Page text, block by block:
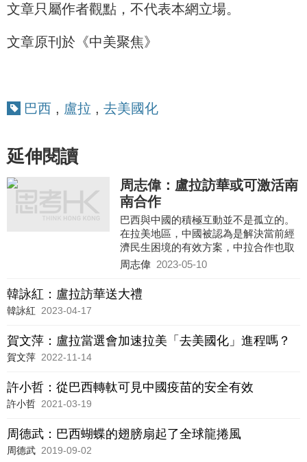
文章只屬作者觀點，不代表本網立場。
文章原刊於《中美聚焦》
巴西 , 盧拉 , 去美國化
延伸閱讀
周志偉：盧拉訪華或可激活南
南合作
巴西與中國的積極互動並不是孤立的。
在拉美地區，中國被認為是解決當前經
濟民生困境的有效方案，中拉合作也取
得了一系列突破。尼加拉瓜和洪都拉斯
路」倡議並提出加入金磚國家，厄瓜多
爾、烏拉圭、薩爾瓦多與中國啟動自貿
要動力，加之中拉雙方在經貿層面業已
環境的干擾。正因為如此，就不難理解
周志偉 2023-05-10
韓詠紅：盧拉訪華送大禮
韓詠紅 2023-04-17
賀文萍：盧拉當選會加速拉美「去美國化」進程嗎？
賀文萍 2022-11-14
許小哲：從巴西轉軚可見中國疫苗的安全有效
許小哲 2021-03-19
周德武：巴西蝴蝶的翅膀扇起了全球龍捲風
周德武 2019-09-02